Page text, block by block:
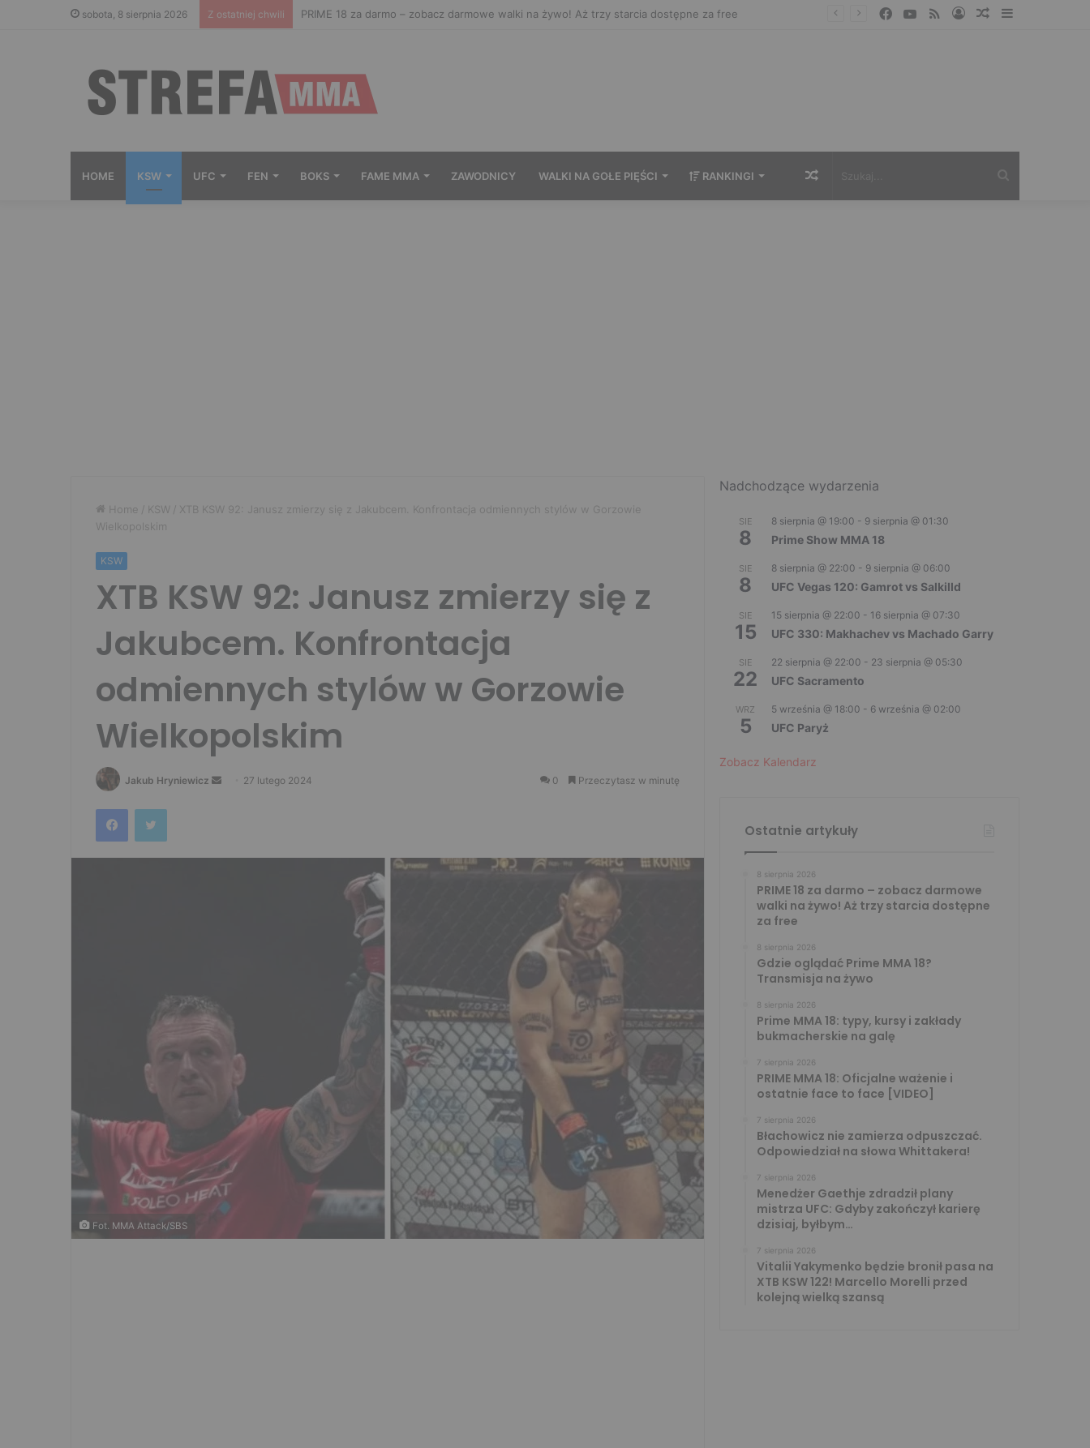
sobota, 8 sierpnia 2026 Z ostatniej chwili Gdzie oglądać Prime MMA 18? Transmisja na żywo Sidebar
Losowy
Zaloguj
RSS
YouTube
Facebook
HOME KSW UFC FEN BOKS FAME MMA ZAWODNICY WALKI NA GOŁE PIĘŚCI RANKINGI Losowy
Home / KSW / XTB KSW 92: Janusz zmierzy się z Jakubcem. Konfrontacja odmiennych stylów w Gorzowie
Wielkopolskim
KSW
XTB KSW 92: Janusz zmierzy się z
Jakubcem. Konfrontacja
odmiennych stylów w Gorzowie
Wielkopolskim
Jakub Hryniewicz
Send 27 lutego 2024 0 Przeczytasz w minutę
FacebookTwitter
Fot. MMA Attack/SBS
Nadchodzące wydarzenia
SIE
8
8 sierpnia @ 19:00 - 9 sierpnia @ 01:30
Prime Show MMA 18
SIE
8
8 sierpnia @ 22:00 - 9 sierpnia @ 06:00
UFC Vegas 120: Gamrot vs Salkilld
SIE
15
15 sierpnia @ 22:00 - 16 sierpnia @ 07:30
UFC 330: Makhachev vs Machado Garry
SIE
22
22 sierpnia @ 22:00 - 23 sierpnia @ 05:30
UFC Sacramento
WRZ
5
5 września @ 18:00 - 6 września @ 02:00
UFC Paryż
Zobacz Kalendarz
Ostatnie artykuły
8 sierpnia 2026
PRIME 18 za darmo – zobacz darmowe
walki na żywo! Aż trzy starcia dostępne
za free
8 sierpnia 2026
Gdzie oglądać Prime MMA 18?
Transmisja na żywo
8 sierpnia 2026
Prime MMA 18: typy, kursy i zakłady
bukmacherskie na galę
7 sierpnia 2026
PRIME MMA 18: Oficjalne ważenie i
ostatnie face to face [VIDEO]
7 sierpnia 2026
Błachowicz nie zamierza odpuszczać.
Odpowiedział na słowa Whittakera!
7 sierpnia 2026
Menedżer Gaethje zdradził plany
mistrza UFC: Gdyby zakończył karierę
dzisiaj, byłbym…
7 sierpnia 2026
Vitalii Yakymenko będzie bronił pasa na
XTB KSW 122! Marcello Morelli przed
kolejną wielką szansą